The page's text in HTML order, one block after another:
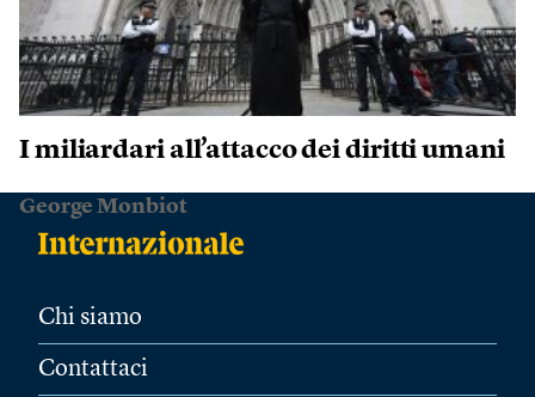
I miliardari all’attacco dei diritti umani
George Monbiot
Chi siamo
Contattaci